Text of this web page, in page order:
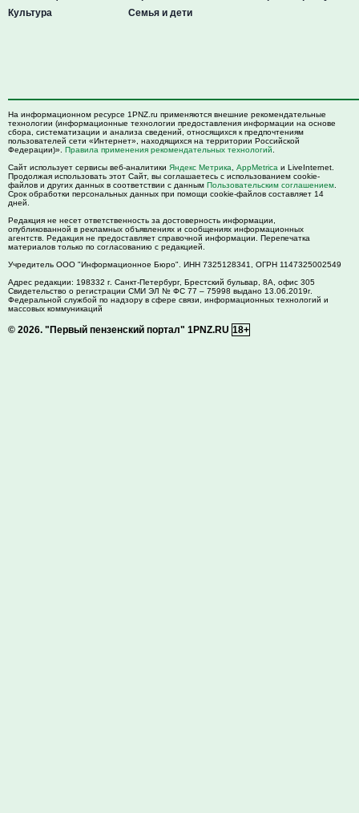
Культура
Семья и дети
На информационном ресурсе 1PNZ.ru применяются внешние рекомендательные
технологии (информационные технологии предоставления информации на основе
сбора, систематизации и анализа сведений, относящихся к предпочтениям
пользователей сети «Интернет», находящихся на территории Российской
Федерации)». Правила применения рекомендательных технологий
Сайт использует сервисы веб-аналитики Яндекс Метрика AppMetrica и LiveInternet.
Продолжая использовать этот Сайт, вы соглашаетесь с использованием cookie-
файлов и других данных в соответствии с данным Пользовательским соглашением
Срок обработки персональных данных при помощи cookie-файлов составляет 14
дней.
Редакция не несет ответственность за достоверность информации,
опубликованной в рекламных объявлениях и сообщениях информационных
агентств. Редакция не предоставляет справочной информации. Перепечатка
материалов только по согласованию с редакцией.
Учредитель ООО "Информационное Бюро". ИНН 7325128341, ОГРН 1147325002549
Адрес редакции: 198332 г. Санкт-Петербург, Брестский бульвар, 8А, офис 305
Свидетельство о регистрации СМИ ЭЛ № ФС 77 – 75998 выдано 13.06.2019г.
Федеральной службой по надзору в сфере связи, информационных технологий и
массовых коммуникаций
© 2026. "Первый пензенский портал" 1PNZ.RU 18+